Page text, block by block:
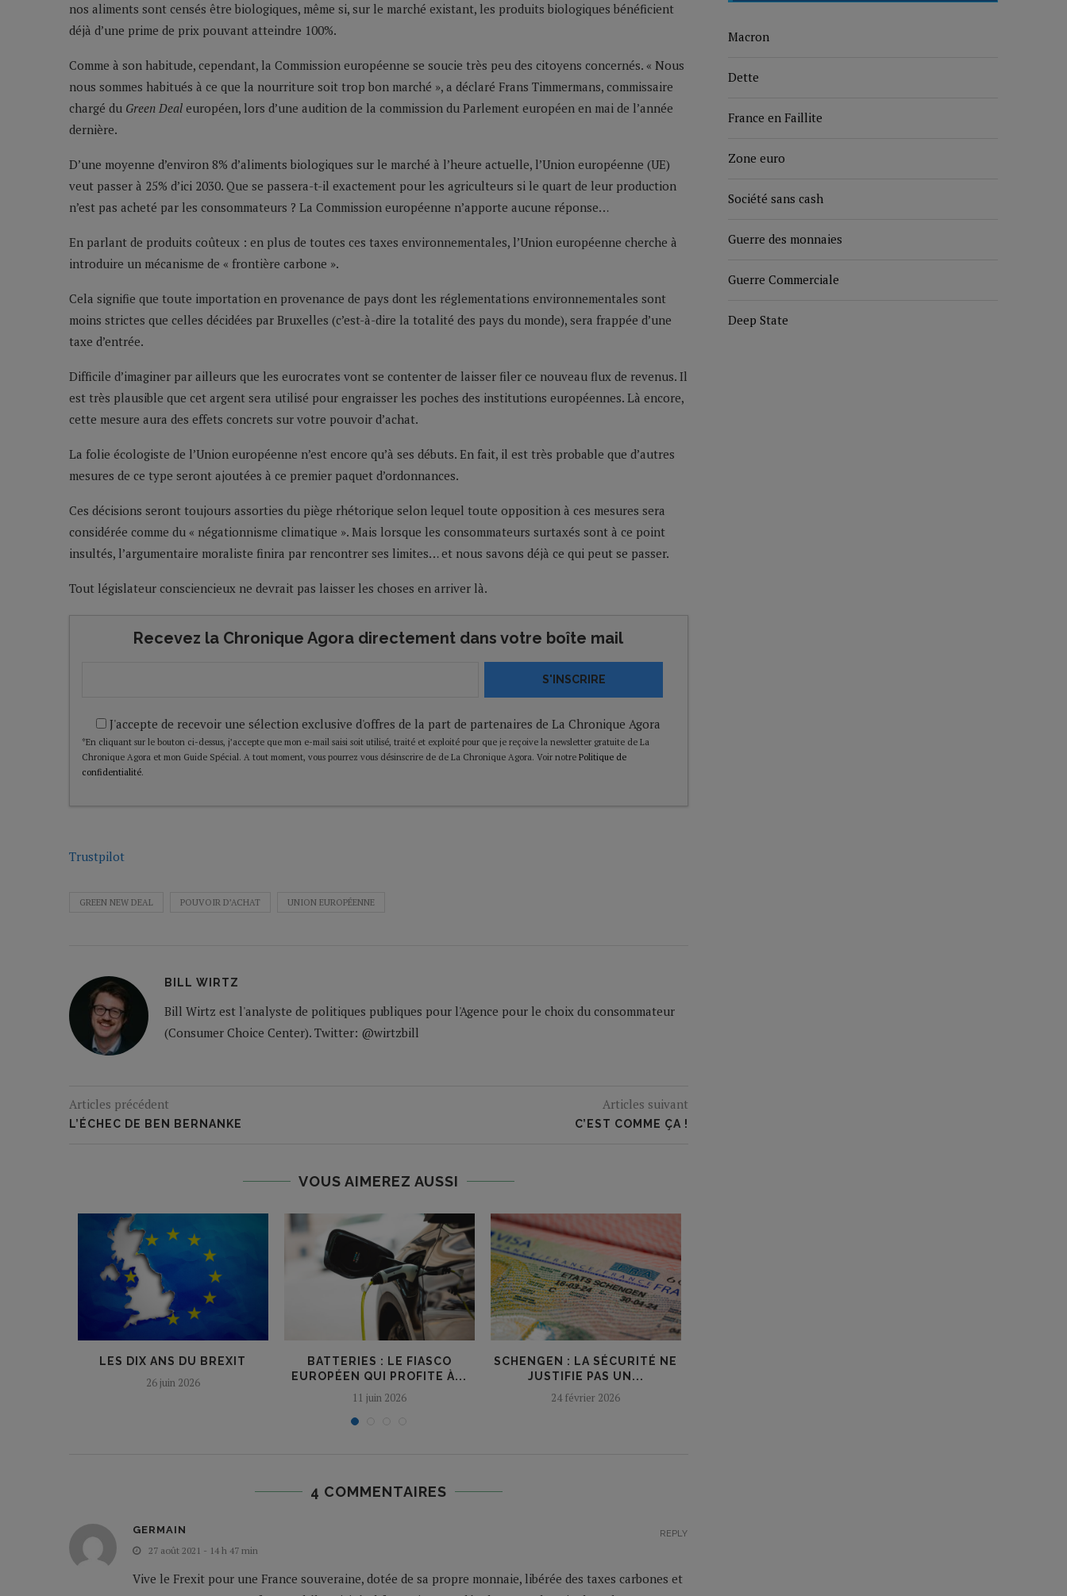
nos aliments sont censés être biologiques, même si, sur le marché existant, les produits biologiques bénéficient
déjà d’une prime de prix pouvant atteindre 100%.
Comme à son habitude, cependant, la Commission européenne se soucie très peu des citoyens concernés. « Nous
nous sommes habitués à ce que la nourriture soit trop bon marché », a déclaré Frans Timmermans, commissaire
chargé du Green Deal européen, lors d’une audition de la commission du Parlement européen en mai de l’année
dernière.
D’une moyenne d’environ 8% d’aliments biologiques sur le marché à l’heure actuelle, l’Union européenne (UE)
veut passer à 25% d’ici 2030. Que se passera-t-il exactement pour les agriculteurs si le quart de leur production
n’est pas acheté par les consommateurs ? La Commission européenne n’apporte aucune réponse…
En parlant de produits coûteux : en plus de toutes ces taxes environnementales, l’Union européenne cherche à
introduire un mécanisme de « frontière carbone ».
Cela signifie que toute importation en provenance de pays dont les réglementations environnementales sont
moins strictes que celles décidées par Bruxelles (c’est-à-dire la totalité des pays du monde), sera frappée d’une
taxe d’entrée.
Difficile d’imaginer par ailleurs que les eurocrates vont se contenter de laisser filer ce nouveau flux de revenus. Il
est très plausible que cet argent sera utilisé pour engraisser les poches des institutions européennes. Là encore,
cette mesure aura des effets concrets sur votre pouvoir d’achat.
La folie écologiste de l’Union européenne n’est encore qu’à ses débuts. En fait, il est très probable que d’autres
mesures de ce type seront ajoutées à ce premier paquet d’ordonnances.
Ces décisions seront toujours assorties du piège rhétorique selon lequel toute opposition à ces mesures sera
considérée comme du « négationnisme climatique ». Mais lorsque les consommateurs surtaxés sont à ce point
insultés, l’argumentaire moraliste finira par rencontrer ses limites… et nous savons déjà ce qui peut se passer.
Tout législateur consciencieux ne devrait pas laisser les choses en arriver là.
Recevez la Chronique Agora directement dans votre boîte mail
S'INSCRIRE
J'accepte de recevoir une sélection exclusive d'offres de la part de partenaires de La Chronique Agora
*En cliquant sur le bouton ci-dessus, j’accepte que mon e-mail saisi soit utilisé, traité et exploité pour que je reçoive la newsletter gratuite de La
Chronique Agora et mon Guide Spécial. A tout moment, vous pourrez vous désinscrire de de La Chronique Agora. Voir notre Politique de
confidentialité.
Trustpilot
GREEN NEW DEAL POUVOIR D’ACHAT UNION EUROPÉENNE
BILL WIRTZ
Bill Wirtz est l'analyste de politiques publiques pour l'Agence pour le choix du consommateur
(Consumer Choice Center). Twitter: @wirtzbill
Articles précédent
L’ÉCHEC DE BEN BERNANKE
Articles suivant
C’EST COMME ÇA !
VOUS AIMEREZ AUSSI
LES DIX ANS DU BREXIT
26 juin 2026
BATTERIES : LE FIASCO
EUROPÉEN QUI PROFITE À...
11 juin 2026
SCHENGEN : LA SÉCURITÉ NE
JUSTIFIE PAS UN...
24 février 2026
4 COMMENTAIRES
GERMAIN
27 août 2021 - 14 h 47 min
Vive le Frexit pour une France souveraine, dotée de sa propre monnaie, libérée des taxes carbones et
REPLY
Macron
Dette
France en Faillite
Zone euro
Société sans cash
Guerre des monnaies
Guerre Commerciale
Deep State